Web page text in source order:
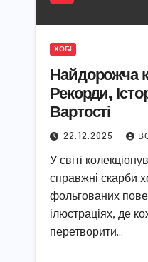
ХОБІ
Найдорожча
Рекорди,
Вартості
22.12.2025
У світі
справжні скарби
фольгованих
ілюстраціях, де
перетворити…